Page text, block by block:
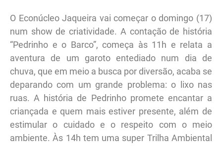
O Econúcleo Jaqueira vai começar o domingo (17)
num show de criatividade. A contação de história
“Pedrinho e o Barco”, começa às 11h e relata a
aventura de um garoto entediado num dia de
chuva, que em meio a busca por diversão, acaba se
deparando com um grande problema: o lixo nas
ruas. A história de Pedrinho promete encantar a
criançada e quem mais estiver presente, além de
estimular o cuidado e o respeito com o meio
ambiente. Às 14h tem uma super Trilha Ambiental